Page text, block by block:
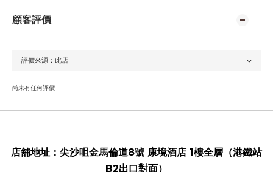
顧客評價
尚未有任何評價
店舖地址： 尖沙咀金馬倫道8號 康境酒店 1樓全層（港鐵站
B2出口對面）